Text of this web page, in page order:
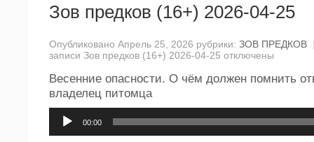
Зов предков (16+) 2026-04-25
Опубликовано Апрель 25, 2026 рубрики: ЗОВ ПРЕДКОВ
записи Зов предков (16+) 2026-04-25 отключены
Весенние опасности. О чём должен помнить
владелец питомца
00:00